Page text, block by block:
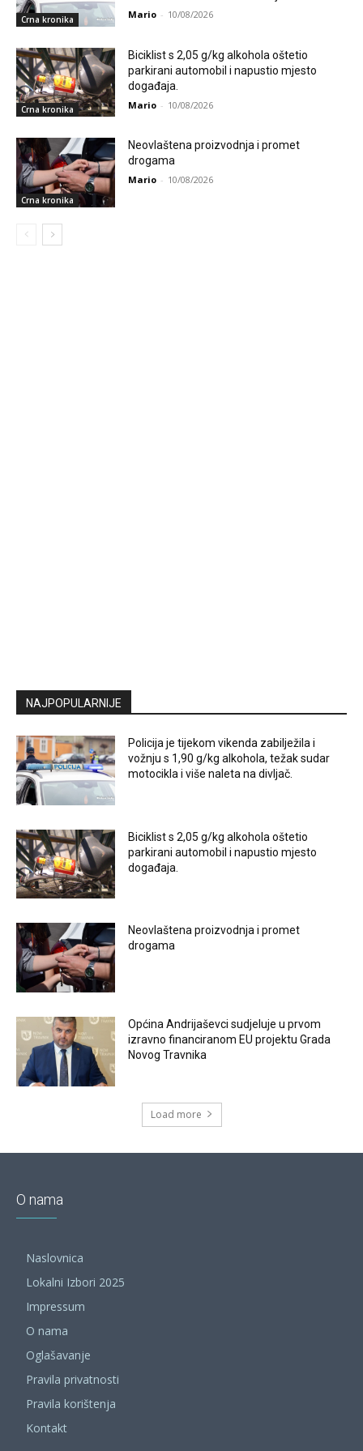
Crna kronika Mario - 10/08/2026
Crna kronika
Biciklist s 2,05 g/kg alkohola oštetio
parkirani automobil i napustio mjesto
događaja.
Mario - 10/08/2026
Crna kronika
Neovlaštena proizvodnja i promet
drogama
Mario - 10/08/2026
NAJPOPULARNIJE
Policija je tijekom vikenda zabilježila i
vožnju s 1,90 g/kg alkohola, težak sudar
motocikla i više naleta na divljač.
Biciklist s 2,05 g/kg alkohola oštetio
parkirani automobil i napustio mjesto
događaja.
Neovlaštena proizvodnja i promet
drogama
Općina Andrijaševci sudjeluje u prvom
izravno financiranom EU projektu Grada
Novog Travnika
Load more
O nama
Naslovnica
Lokalni Izbori 2025
Impressum
O nama
Oglašavanje
Pravila privatnosti
Pravila korištenja
Kontakt